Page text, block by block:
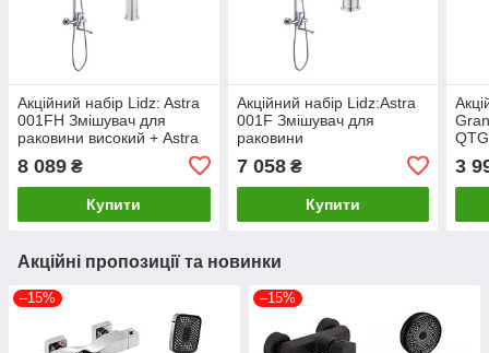
Акційний набір Lidz: Astra
001FH Змішувач для
раковини високий + Astra
універсальна на три
споживачі (з
8 089 ₴
Купити
Акційний набір Lidz:Astra
001F Змішувач для
раковини
LDAST001FCRM48085+Astra
1030 Душова система
універсальна на три
споживачі
7 058₴
Купити
3
Акційні пропозиції та новинки
–15% –15%